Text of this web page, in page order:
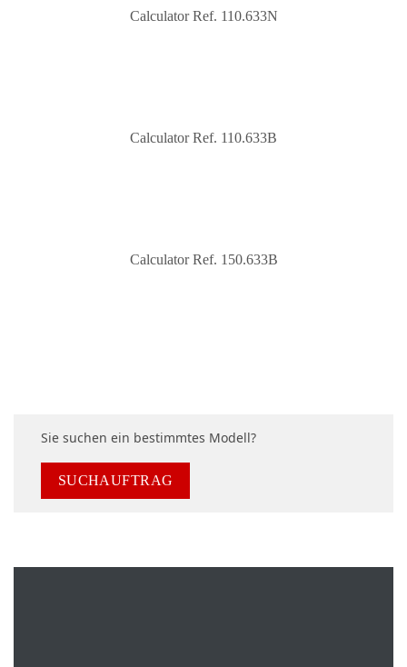
Calculator Ref. 110.633N
Calculator Ref. 110.633B
Calculator Ref. 150.633B
Sie suchen ein bestimmtes Modell?
SUCHAUFTRAG